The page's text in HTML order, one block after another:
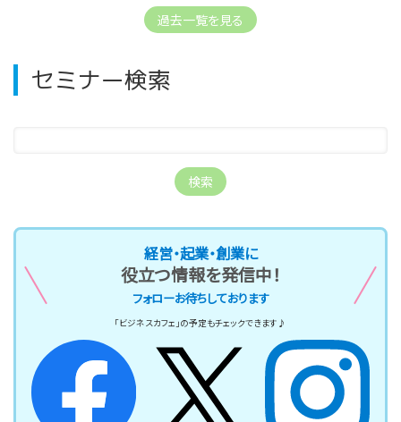
過去一覧を見る
セミナー検索
経営・起業・創業に
役立つ情報を発信中！
フォローお待ちしております
「ビジネスカフェ」の予定もチェックできます♪